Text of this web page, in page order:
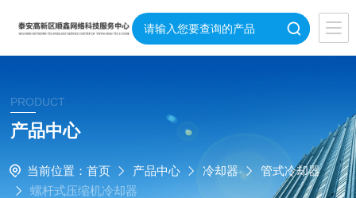
PRODUCT
产品中心
当前位置： 首页 产品中心 冷却器
管式冷却器
螺杆式压缩机冷却器